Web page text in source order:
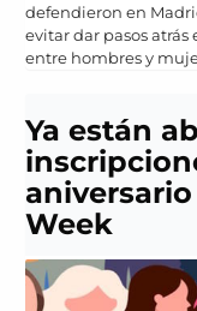
defendieron en
evitar dar pasos
entre hombres y
Ya están
Week